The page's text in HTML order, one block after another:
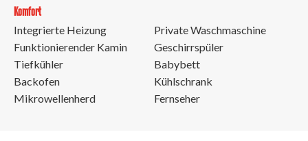
Komfort
Integrierte Heizung
Funktionierender Kamin
Tiefkühler
Backofen
Mikrowellenherd
Private Waschmaschine
Geschirrspüler
Babybett
Kühlschrank
Fernseher